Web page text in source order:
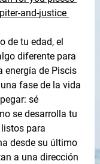
and-justice
de tu edad, el
diferente para
energía de Piscis
fase de la vida
sé
se desarrolla tu
para
desde su último
a una dirección